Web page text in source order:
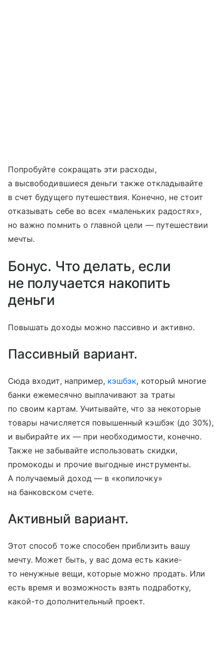
Попробуйте сокращать эти расходы,
а высвободившиеся деньги также откладывайте
в счет будущего путешествия. Конечно, не стоит
отказывать себе во всех «маленьких радостях»,
но важно помнить о главной цели — путешествии
мечты.
Бонус. Что делать, если
не получается накопить
деньги
Повышать доходы можно пассивно и активно.
Пассивный вариант.
Сюда входит, например, кэшбэк, который многие
банки ежемесячно выплачивают за траты
по своим картам. Учитывайте, что за некоторые
товары начисляется повышенный кэшбэк (до 30%),
и выбирайте их — при необходимости, конечно.
Также не забывайте использовать скидки,
промокоды и прочие выгодные инструменты.
А получаемый доход — в «копилочку»
на банковском счете.
Активный вариант.
Этот способ тоже способен приблизить вашу
мечту. Может быть, у вас дома есть какие-
то ненужные вещи, которые можно продать. Или
есть время и возможность взять подработку,
какой-то дополнительный проект.